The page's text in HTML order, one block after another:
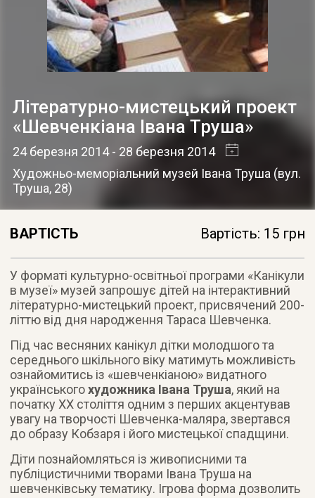
Літературно-мистецький проект
«Шевченкіана Івана Труша»
24 березня 2014- 28 березня 2014
Художньо-меморіальний музей Івана Труша (вул.
Труша, 28)
ВАРТІСТЬ Вартість: 15 грн
У форматі культурно-освітньої програми «Канікули
в музеї» музей запрошує дітей на інтерактивний
літературно-мистецький проект, присвячений 200-
літтю від дня народження Тараса Шевченка.
Під час весняних канікул дітки молодшого та
середнього шкільного віку матимуть можливість
ознайомитись із «шевченкіаною» видатного
українськогохудожника Івана Труша, який на
початку ХХ століття одним з перших акцентував
увагу на творчості Шевченка-маляра, звертався
до образу Кобзаря і його мистецької спадщини.
Діти познайомляться із живописними та
публіцистичними творами Івана Труша на
шевченківську тематику. Ігрова форма дозволить